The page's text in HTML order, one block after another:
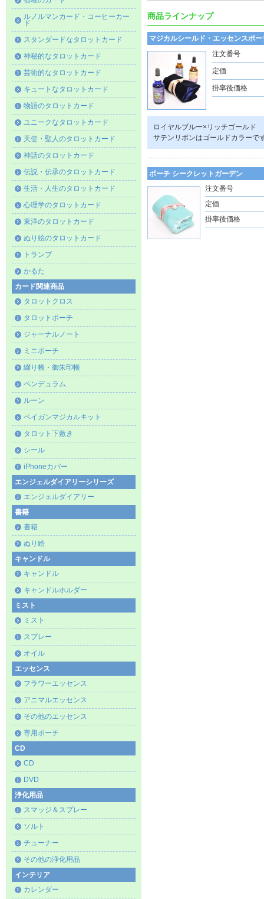
ルノルマンカード・コーヒーカー
ド
スタンダードなタロットカード
神秘的なタロットカード
芸術的なタロットカード
キュートなタロットカード
物語のタロットカード
ユニークなタロットカード
天使・聖人のタロットカード
神話のタロットカード
伝説・伝承のタロットカード
生活・人生のタロットカード
心理学のタロットカード
東洋のタロットカード
ぬり絵のタロットカード
トランプ
かるた
カード関連商品
タロットクロス
タロットポーチ
ジャーナルノート
ミニポーチ
綴り帳・御朱印帳
ペンデュラム
ルーン
ペイガンマジカルキット
タロット下敷き
シール
iPhoneカバー
エンジェルダイアリーシリーズ
エンジェルダイアリー
書籍
書籍
ぬり絵
キャンドル
キャンドル
キャンドルホルダー
ミスト
ミスト
スプレー
オイル
エッセンス
フラワーエッセンス
アニマルエッセンス
その他のエッセンス
専用ポーチ
CD
CD
DVD
浄化用品
スマッジ＆スプレー
ソルト
チューナー
その他の浄化用品
インテリア
カレンダー
商品ラインナップ
マジカルシールド・エッセンスポ
注文番号
定価
掛率後価格
ロイヤルブルー×リッチゴールド
サテンリボンはゴールドカラーで
ポーチ シークレットガーデン
注文番号
定価
掛率後価格